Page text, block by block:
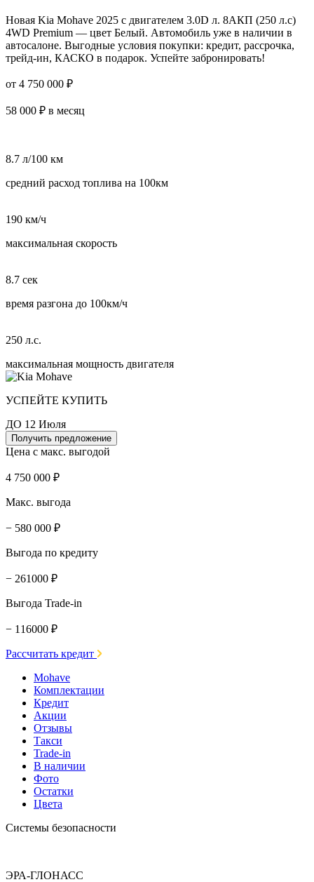
Новая Kia Mohave 2025 с двигателем 3.0D л. 8AКП (250 л.с)
4WD Premium — цвет Белый. Автомобиль уже в наличии в
автосалоне. Выгодные условия покупки: кредит, рассрочка,
трейд-ин, КАСКО в подарок. Успейте забронировать!
от 4 750 000 ₽
58 000 ₽ в месяц
8.7 л/100 км
средний расход топлива на 100км
190 км/ч
максимальная скорость
8.7 сек
время разгона до 100км/ч
250 л.с.
максимальная мощность двигателя
УСПЕЙТЕ КУПИТЬ
ДО 12 Июля
Получить предложение
Цена с макс. выгодой
4 750 000 ₽
Макс. выгода
− 580 000 ₽
Выгода по кредиту
− 261000 ₽
Выгода Trade-in
− 116000 ₽
Рассчитать кредит
Mohave
Комплектации
Кредит
Акции
Отзывы
Такси
Trade-in
В наличии
Фото
Остатки
Цвета
Системы безопасности
ЭРА-ГЛОНАСС